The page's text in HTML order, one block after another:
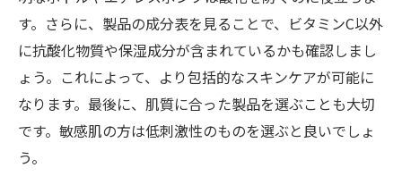
す。さらに、製品の成分表を見ることで、ビタミンC以外
に抗酸化物質や保湿成分が含まれているかも確認しまし
ょう。これによって、より包括的なスキンケアが可能に
なります。最後に、肌質に合った製品を選ぶことも大切
です。敏感肌の方は低刺激性のものを選ぶと良いでしょ
う。